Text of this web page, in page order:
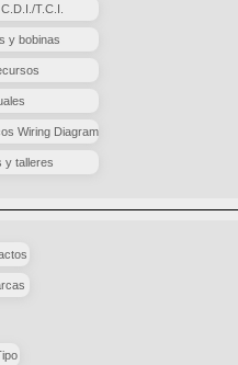
T.C.I.
y bobinas
Wiring Diagram
y talleres